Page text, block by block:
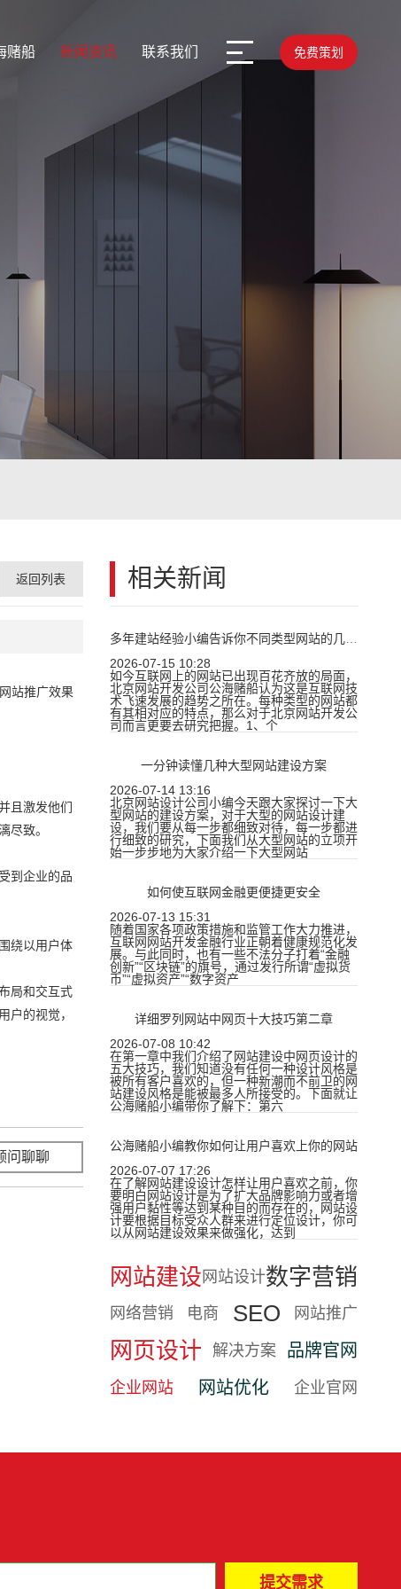
赌船 新闻资讯 联系我们 免费策划
相关新闻
2026-07-15 10:28
如今互联网上的网站已出现百花齐放的局面，
北京网站开发公司公海赌船认为这是互联网技
术飞速发展的趋势之所在。每种类型的网站都
有其相对应的特点，那么对于北京网站开发公
司而言更要去研究把握。1、个
一分钟读懂几种大型网站建设方案
2026-07-14 13:16
北京网站设计公司小编今天跟大家探讨一下大
型网站的建设方案，对于大型的网站设计建
设，我们要从每一步都细致对待，每一步都进
行细致的研究，下面我们从大型网站的立项开
始一步步地为大家介绍一下大型网站
如何使互联网金融更便捷更安全
2026-07-13 15:31
随着国家各项政策措施和监管工作大力推进，
互联网网站开发金融行业正朝着健康规范化发
展。与此同时，也有一些不法分子打着“金融
创新”“区块链”的旗号，通过发行所谓“虚拟货
币”“虚拟资产”“数字资产
详细罗列网站中网页十大技巧第二章
2026-07-08 10:42
在第一章中我们介绍了网站建设中网页设计的
五大技巧，我们知道没有任何一种设计风格是
被所有客户喜欢的，但一种新潮而不前卫的网
站建设风格是能被最多人所接受的。下面就让
公海赌船小编带你了解下：第六
公海赌船小编教你如何让用户喜欢上你的网站
2026-07-07 17:26
在了解网站建设设计怎样让用户喜欢之前，你
要明白网站设计是为了扩大品牌影响力或者增
强用户黏性等达到某种目的而存在的，网站设
计要根据目标受众人群来进行定位设计，你可
以从网站建设效果来做强化，达到
网站建设 网站设计数字营销
网络营销 电商 SEO 网站推广
网页设计 解决方案 品牌官网
企业网站 网站优化 企业官网
返回列表
站推广效果
且激发他们
尽致。
到企业的品
绕以用户体
局和交互式
户的视觉，
问聊聊 立即咨询